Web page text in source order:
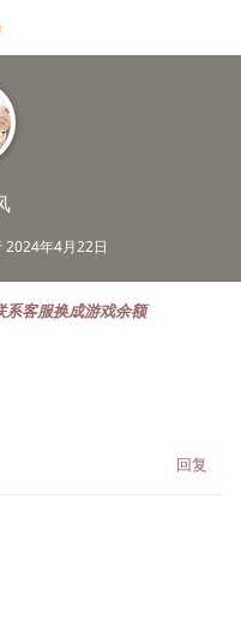
2024年4月22日
客服换成游戏余额
回复